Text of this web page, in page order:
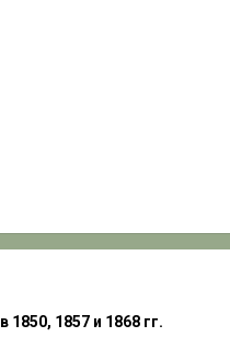
1857 и 1868 гг.